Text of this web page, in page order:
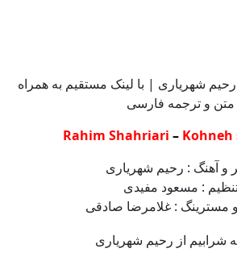
رحیم شهریاری | با لینک مستقیم به همراه
متن و ترجمه فارسی
Rahim Shahriari –
و آهنگ : رحیم شهریاری
: مسعود مفیدی
: غلامرضا صادقی